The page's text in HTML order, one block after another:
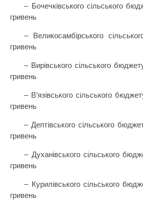
– Бочечківського сільського
гривень
– Великосамбірського
гривень
– Вирівського сільського
гривень
– В’язівського сільського
гривень
– Дептівського сільського
гривень
– Духанівського сільського
гривень
– Курилівського сільського
гривень